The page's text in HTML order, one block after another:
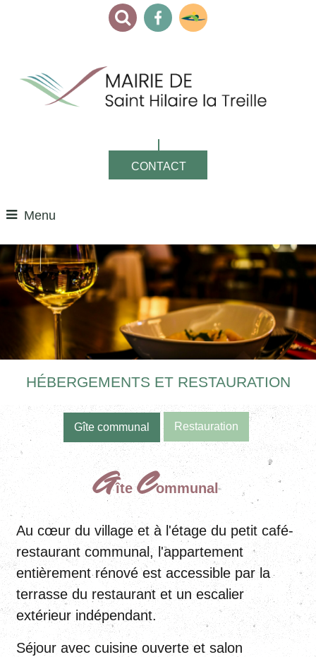
CONTACT
Menu
HÉBERGEMENTS ET RESTAURATION
Gîte communal Restauration
GîteCommunal
Au cœur du village et à l'étage du petit café-
restaurant communal, l'appartement
entièrement rénové est accessible par la
terrasse du restaurant et un escalier
extérieur indépendant.
Séjour avec cuisine ouverte et salon